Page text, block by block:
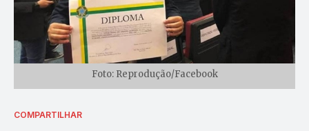
Foto: Reprodução/Facebook
COMPARTILHAR